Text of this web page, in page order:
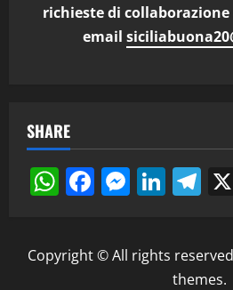
richieste di
email
SHARE
WhatsApp
Facebook
Copyright © All rights
themes.